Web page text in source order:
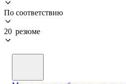
По соответствию
20 резюме